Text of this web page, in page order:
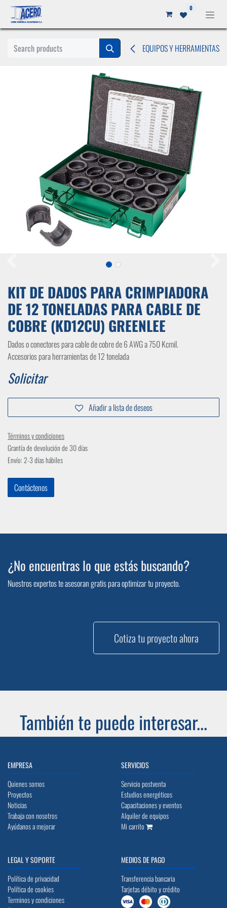
Ir al contenido 0
EQUIPOS Y HERRAMIENTAS
KIT DE DADOS PARA CRIMPIADORA
DE 12 TONELADAS PARA CABLE DE
COBRE (KD12CU) GREENLEE
Dados o conectores para cable de cobre de 6 AWG a 750 Kcmil.
Accesorios para herramientas de 12 tonelada
Solicitar
Añadir a lista de deseos
Términos y condiciones
Grantía de devolución de 30 días
Envío: 2-3 días hábiles
Contáctenos
¿No encuentras lo que estás buscando?
Nuestros expertos te asesoran gratis para optimizar tu proyecto.
Cotiza tu proyecto ahora
También te puede interesar...
EMPRESA
Quienes somos
Proyectos
Noticias
Trabaja con nosotros
Ayúdanos a mejorar
SERVICIOS
Servicio postventa
Estudios energéticos
Capacitaciones y eventos
Alquiler de equipos
Mi carrito
LEGAL Y SOPORTE
Política de privacidad
Política de cookies
Terminos y condiciones
MEDIOS DE PAGO
Transferencia bancaria
Tarjetas débito y crédito